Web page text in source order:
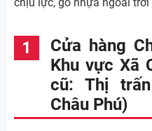
Cửa hàng
Khu vực Xã
cũ: Thị
Châu Phú)